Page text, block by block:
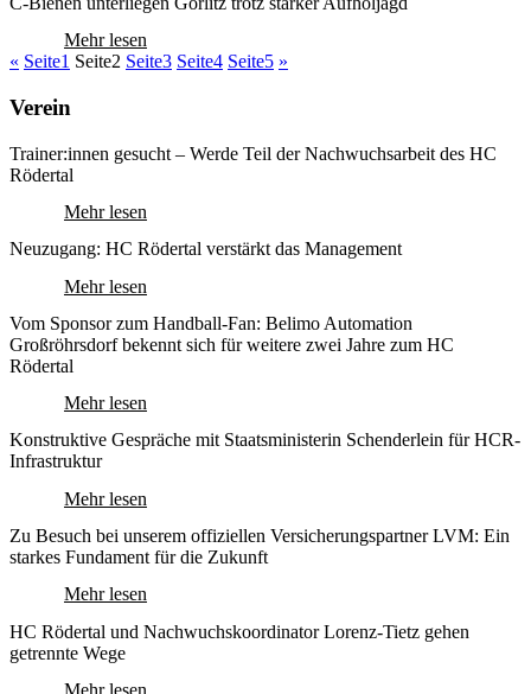
Mehr lesen
« Seite1 Seite2 Seite3 Seite4 Seite5 »
Verein
Trainer:innen gesucht – Werde Teil der Nachwuchsarbeit des HC
Rödertal
Mehr lesen
Neuzugang: HC Rödertal verstärkt das Management
Mehr lesen
Vom Sponsor zum Handball-Fan: Belimo Automation
Großröhrsdorf bekennt sich für weitere zwei Jahre zum HC
Rödertal
Mehr lesen
Konstruktive Gespräche mit Staatsministerin Schenderlein für HCR-
Infrastruktur
Mehr lesen
Zu Besuch bei unserem offiziellen Versicherungspartner LVM: Ein
starkes Fundament für die Zukunft
Mehr lesen
HC Rödertal und Nachwuchskoordinator Lorenz-Tietz gehen
getrennte Wege
Mehr lesen